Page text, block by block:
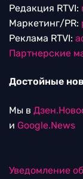
Редакция RTVI:
Маркетинг/PR:
Реклама RTVI:
Партнерские
Достойные
Мы в
и Google.News
Уведомление